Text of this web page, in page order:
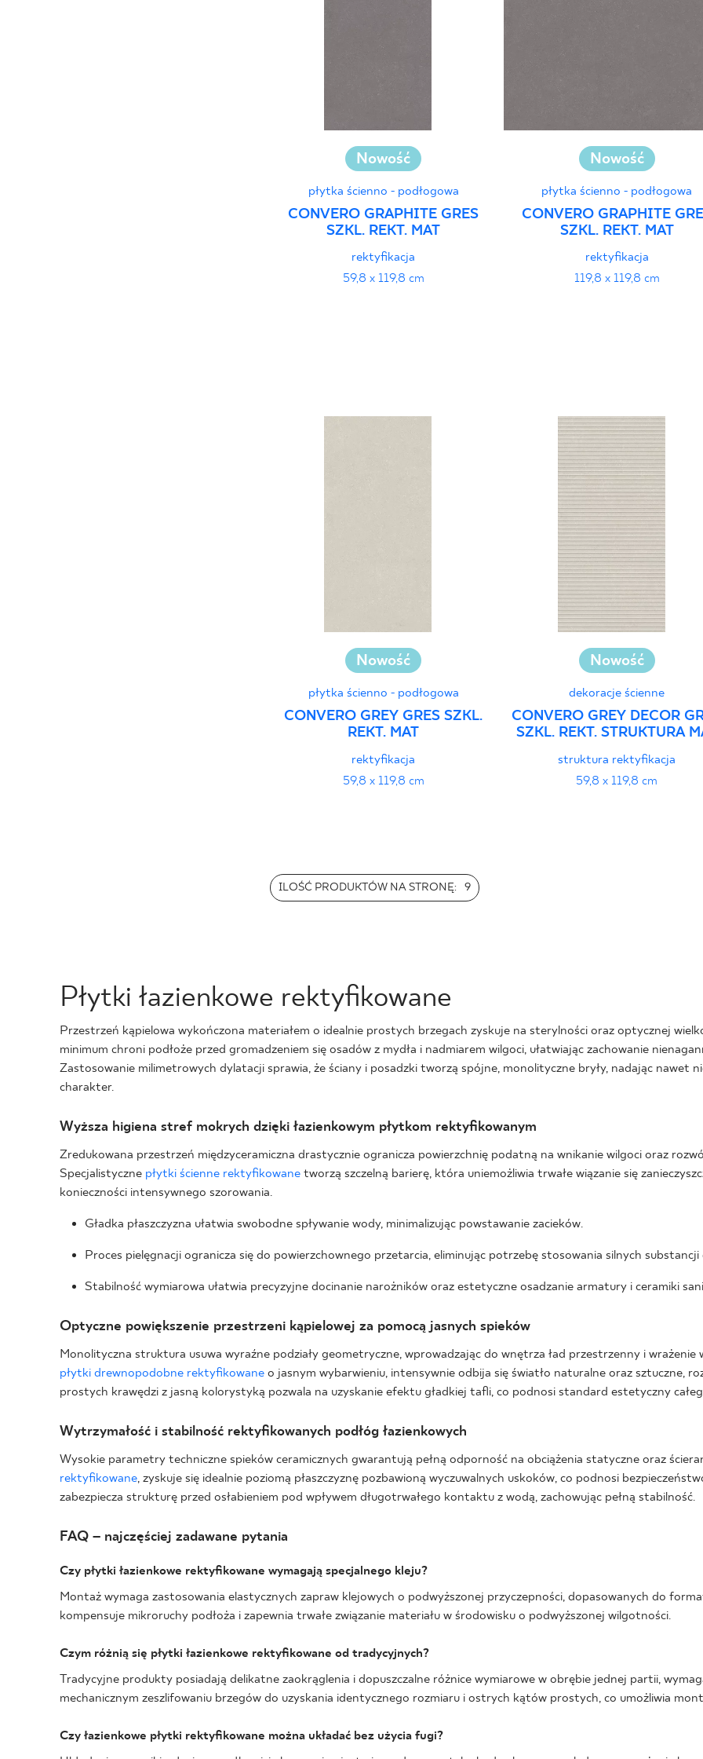
Nowość
płytka ścienno - podłogowa
CONVERO GRAPHITE GRES
SZKL. REKT. MAT
rektyfikacja
59,8 x 119,8 cm
Nowość
płytka ścienno - podłogowa
CONVERO GRAPHITE
SZKL. REKT. MAT
rektyfikacja
119,8 x 119,8 cm
Nowość
płytka ścienno - podłogowa
CONVERO GREY GRES SZKL.
REKT. MAT
rektyfikacja
59,8 x 119,8 cm
Nowość
dekoracje ścienne
CONVERO GREY DECOR
SZKL. REKT. STRUKTURA
struktura rektyfikacja
59,8 x 119,8 cm
ILOŚĆ PRODUKTÓW NA STRONĘ: 9
Płytki łazienkowe rektyfikowane
Przestrzeń kąpielowa wykończona materiałem o idealnie prostych brzegach zyskuje na sterylności oraz optycznej
minimum chroni podłoże przed gromadzeniem się osadów z mydła i nadmiarem wilgoci, ułatwiając zachowanie
Zastosowanie milimetrowych dylatacji sprawia, że ściany i posadzki tworzą spójne, monolityczne bryły, nadając nawet
charakter.
Wyższa higiena stref mokrych dzięki łazienkowym płytkom rektyfikowanym
Zredukowana przestrzeń międzyceramiczna drastycznie ogranicza powierzchnię podatną na wnikanie wilgoci oraz
Specjalistyczne płytki ścienne rektyfikowane tworzą szczelną barierę, która uniemożliwia trwałe wiązanie się
konieczności intensywnego szorowania.
Gładka płaszczyzna ułatwia swobodne spływanie wody, minimalizując powstawanie zacieków.
Proces pielęgnacji ogranicza się do powierzchownego przetarcia, eliminując potrzebę stosowania silnych substancji
Stabilność wymiarowa ułatwia precyzyjne docinanie narożników oraz estetyczne osadzanie armatury i ceramiki
Optyczne powiększenie przestrzeni kąpielowej za pomocą jasnych spieków
Monolityczna struktura usuwa wyraźne podziały geometryczne, wprowadzając do wnętrza ład przestrzenny i wrażenie
płytki drewnopodobne rektyfikowane o jasnym wybarwieniu, intensywnie odbija się światło naturalne oraz sztuczne,
prostych krawędzi z jasną kolorystyką pozwala na uzyskanie efektu gładkiej tafli, co podnosi standard estetyczny
Wytrzymałość i stabilność rektyfikowanych podłóg łazienkowych
Wysokie parametry techniczne spieków ceramicznych gwarantują pełną odporność na obciążenia statyczne oraz
rektyfikowane, zyskuje się idealnie poziomą płaszczyznę pozbawioną wyczuwalnych uskoków, co podnosi
zabezpiecza strukturę przed osłabieniem pod wpływem długotrwałego kontaktu z wodą, zachowując pełną stabilność.
FAQ – najczęściej zadawane pytania
Czy płytki łazienkowe rektyfikowane wymagają specjalnego kleju?
Montaż wymaga zastosowania elastycznych zapraw klejowych o podwyższonej przyczepności, dopasowanych do
kompensuje mikroruchy podłoża i zapewnia trwałe związanie materiału w środowisku o podwyższonej wilgotności.
Czym różnią się płytki łazienkowe rektyfikowane od tradycyjnych?
Tradycyjne produkty posiadają delikatne zaokrąglenia i dopuszczalne różnice wymiarowe w obrębie jednej partii,
mechanicznym zeszlifowaniu brzegów do uzyskania identycznego rozmiaru i ostrych kątów prostych, co umożliwia
Czy łazienkowe płytki rektyfikowane można układać bez użycia fugi?